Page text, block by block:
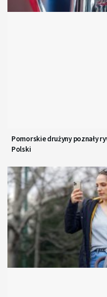
Pomorskie drużyny poznały
Polski